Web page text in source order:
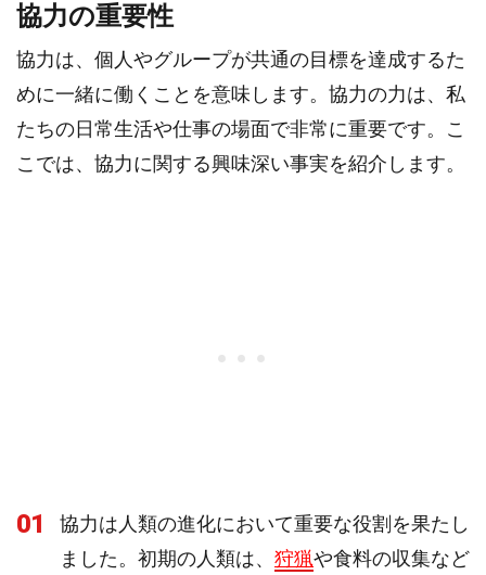
協力の重要性
協力は、個人やグループが共通の目標を達成するた
めに一緒に働くことを意味します。協力の力は、私
たちの日常生活や仕事の場面で非常に重要です。こ
こでは、協力に関する興味深い事実を紹介します。
01
協力は人類の進化において重要な役割を果たし
ました。初期の人類は、 狩猟や食料の収集など